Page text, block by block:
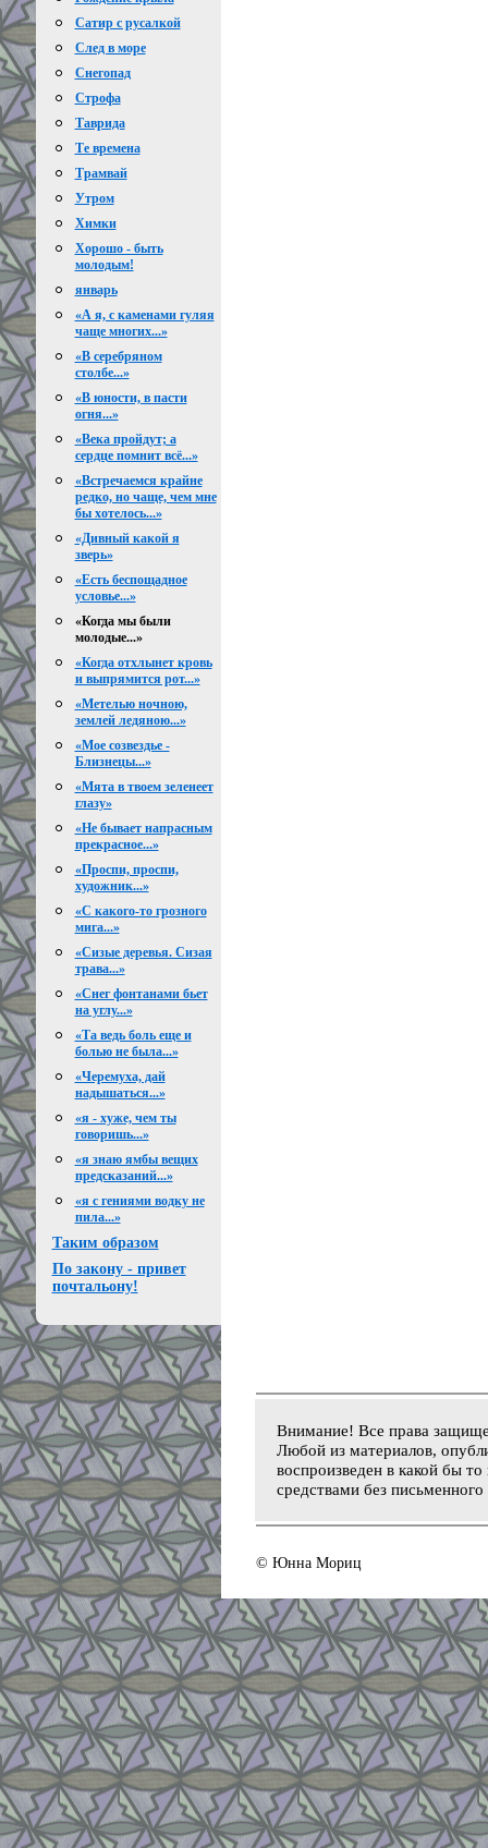
Сатир с русалкой
След в море
Снегопад
Строфа
Таврида
Те времена
Трамвай
Утром
Химки
Хорошо - быть
молодым!
январь
«А я, с каменами гуляя
чаще многих...»
«В серебряном
столбе...»
«В юности, в пасти
огня...»
«Века пройдут; а
сердце помнит всё...»
«Встречаемся крайне
редко, но чаще, чем мне
бы хотелось...»
«Дивный какой я
зверь»
«Есть беспощадное
условье...»
«Когда мы были
молодые...»
«Когда отхлынет кровь
и выпрямится рот...»
«Метелью ночною,
землей ледяною...»
«Мое созвездье -
Близнецы...»
«Мята в твоем зеленеет
глазу»
«Не бывает напрасным
прекрасное...»
«Проспи, проспи,
художник...»
«С какого-то грозного
мига...»
«Сизые деревья. Сизая
трава...»
«Снег фонтанами бьет
на углу...»
«Та ведь боль еще и
болью не была...»
«Черемуха, дай
надышаться...»
«я - хуже, чем ты
говоришь...»
«я знаю ямбы вещих
предсказаний...»
«я с гениями водку не
пила...»
Таким образом
По закону - привет
почтальону!
Внимание! Все права
Любой из материалов,
воспроизведен в какой бы
средствами без
© Юнна Мориц